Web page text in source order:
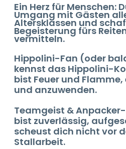
Ein Herz für Menschen:
Umgang mit Gästen
Altersklassen und
Begeisterung fürs
vermitteln.
Hippolini-Fan (oder
kennst das Hippolini-
bist Feuer und Flamme,
und anzuwenden.
Teamgeist &
bist zuverlässig,
scheust dich nicht vor
Stallarbeit.